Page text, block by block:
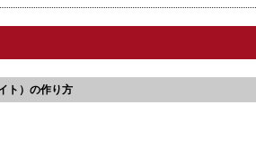
ト）の作り方